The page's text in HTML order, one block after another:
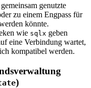
genutzte
zu einem Engpass für
könnte.
wie sqlx geben
eine Verbindung wartet,
kompatibel werden.
)